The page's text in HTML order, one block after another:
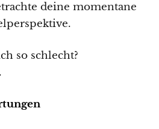
deine momentane
so schlecht?